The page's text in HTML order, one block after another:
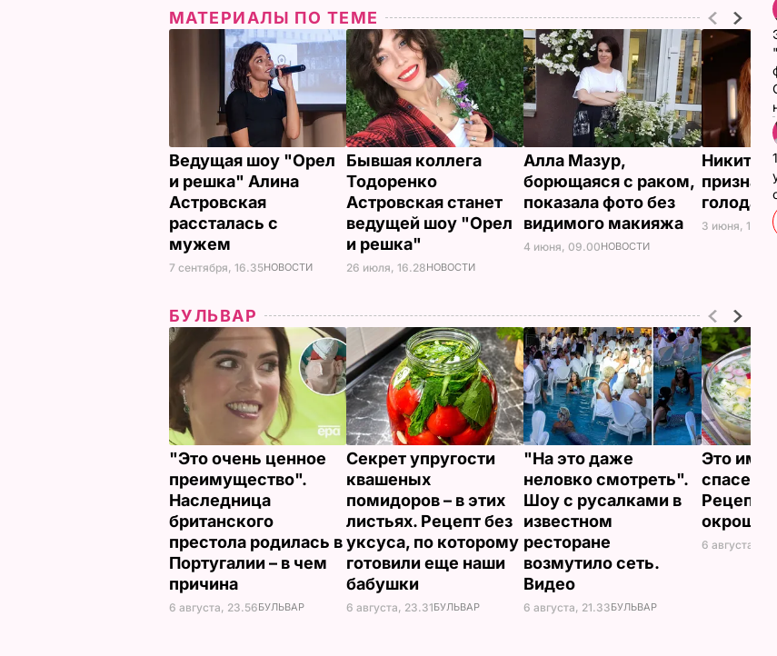
МАТЕРИАЛЫ ПО ТЕМЕ
Ведущая шоу "Орел
и решка" Алина
Астровская
рассталась с
мужем
7 сентября, 16.35НОВОСТИ
Бывшая коллега
Тодоренко
Астровская станет
ведущей шоу "Орел
и решка"
26 июля, 16.28НОВОСТИ
Алла Мазур,
борющаяся с раком,
показала фото без
видимого макияжа
4 июня, 09.00НОВОСТИ
Никитюк
3 июня, 16.55
БУЛЬВАР
"Это очень ценное
преимущество".
Наследница
британского
престола родилась в
Португалии – в чем
причина
6 августа, 23.56БУЛЬВАР
Секрет упругости
квашеных
помидоров – в этих
листьях. Рецепт без
уксуса, по которому
готовили еще наши
бабушки
6 августа, 23.31БУЛЬВАР
"На это даже
неловко смотреть".
Шоу с русалками в
известном
ресторане
возмутило сеть.
Видео
6 августа, 21.33БУЛЬВАР
Это
спасет в
Рецепт
окрошки
6 августа,